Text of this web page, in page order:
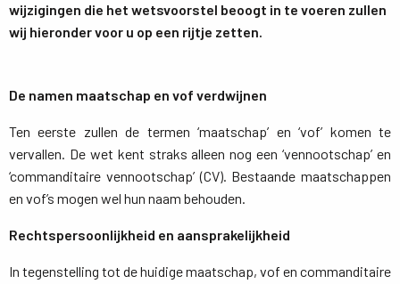
wijzigingen die het wetsvoorstel beoogt in te voeren zullen
wij hieronder voor u op een rijtje zetten.
De namen maatschap en vof verdwijnen
Ten eerste zullen de termen ‘maatschap’ en ‘vof’ komen te
vervallen. De wet kent straks alleen nog een ‘vennootschap’ en
‘commanditaire vennootschap’ (CV). Bestaande maatschappen
en vof’s mogen wel hun naam behouden.
Rechtspersoonlijkheid en aansprakelijkheid
In tegenstelling tot de huidige maatschap, vof en commanditaire